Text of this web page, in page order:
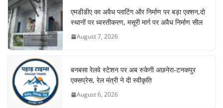
एमडीडीए का अवैध प्लाटिंग और निर्माण पर बड़ा एक्शन,दो
स्थानों पर ध्वस्तीकरण, मसूरी मार्ग पर अवैध निर्माण सील
August 7, 2026
बनबसा रेलवे स्टेशन पर अब रुकेगी अछनेरा-टनकपुर
एक्सप्रेस, रेल मंत्री ने दी स्वीकृति
August 6, 2026